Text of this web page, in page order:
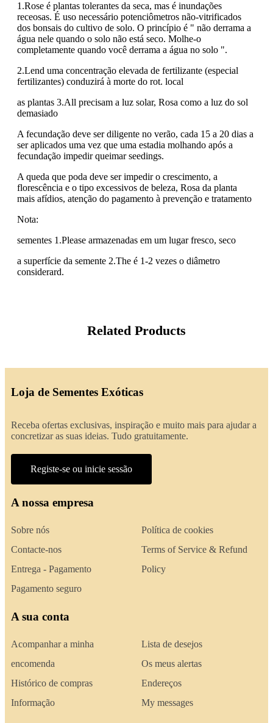
1.Rose é plantas tolerantes da seca, mas é inundações
receosas. É uso necessário potenciômetros não-vitrificados
dos bonsais do cultivo de solo. O princípio é " não derrama a
água nele quando o solo não está seco. Molhe-o
completamente quando você derrama a água no solo ".
2.Lend uma concentração elevada de fertilizante (especial
fertilizantes) conduzirá à morte do rot. local
as plantas 3.All precisam a luz solar, Rosa como a luz do sol
demasiado
A fecundação deve ser diligente no verão, cada 15 a 20 dias a
ser aplicados uma vez que uma estadia molhando após a
fecundação impedir queimar seedings.
A queda que poda deve ser impedir o crescimento, a
florescência e o tipo excessivos de beleza, Rosa da planta
mais afídios, atenção do pagamento à prevenção e tratamento
Nota:
sementes 1.Please armazenadas em um lugar fresco, seco
a superfície da semente 2.The é 1-2 vezes o diâmetro
considerard.
Related Products
Loja de Sementes Exóticas
Receba ofertas exclusivas, inspiração e muito mais para ajudar a
concretizar as suas ideias. Tudo gratuitamente.
Registe-se ou inicie sessão
A nossa empresa
Sobre nós
Contacte-nos
Entrega - Pagamento
Pagamento seguro
Política de cookies
Terms of Service & Refund
Policy
A sua conta
Acompanhar a minha
encomenda
Histórico de compras
Informação
Lista de desejos
Os meus alertas
Endereços
My messages